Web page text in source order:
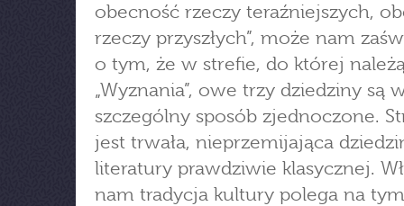
obecność rzeczy teraźniejszych,
rzeczy przyszłych”, może nam
o tym, że w strefie, do której
„Wyznania”, owe trzy dziedziny są
szczególny sposób zjednoczone.
jest trwała, nieprzemijająca
literatury prawdziwie klasycznej.
nam tradycja kultury polega na